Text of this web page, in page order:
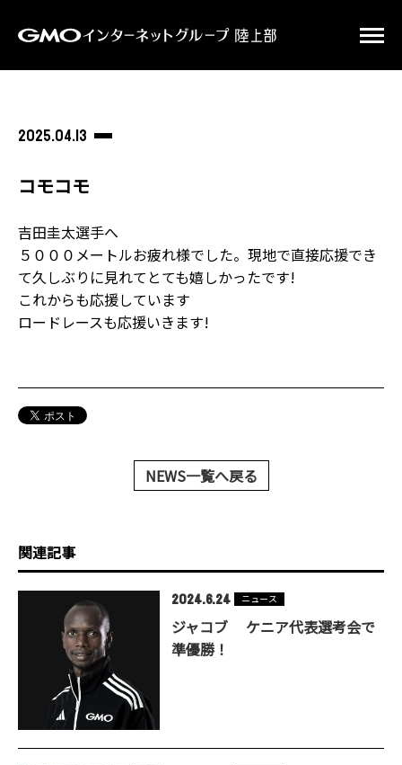
2025.04.13
コモコモ
吉田圭太選手へ
５０００メートルお疲れ様でした。現地で直接応援でき
て久しぶりに見れてとても嬉しかったです!
これからも応援しています
ロードレースも応援いきます‪!
NEWS一覧へ戻る
関連記事
2024.6.24 ニュース
ジャコブ ケニア代表選考会で
準優勝！